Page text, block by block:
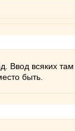
всяких
быть.